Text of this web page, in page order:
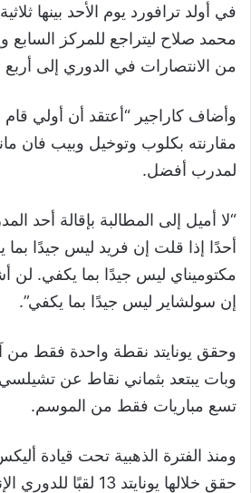
في أولد ترافورد يوم الأحد بينها
محمد صلاح ليتراجع للمركز السابع
من الانتصارات في الدوري إلى أربع
وأضاف كاراجير “أعتقد أن أولي
مقارنته بكلوب وتوخيل وبيب فان
لمدرب أفضل.
“لا أميل إلى المطالبة بإقالة أحد
أحدًا إذا قلت إن فريد ليس جيدًا
مكتوميناي ليس جيدًا بما يكفي. لن
إن سولشاير ليس جيدًا بما يكفي”.
وبات يبتعد بثماني نقاط عن
تسع مباريات فقط من الموسم.
ومنذ الفترة الذهبية تحت قيادة
حقق خلالها يونايتد 13